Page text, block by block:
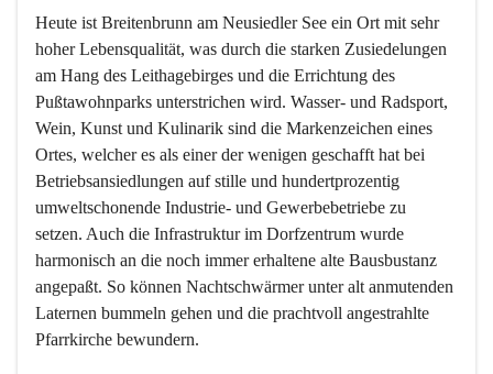
Heute ist Breitenbrunn am Neusiedler See ein Ort mit sehr
hoher Lebensqualität, was durch die starken Zusiedelungen
am Hang des Leithagebirges und die Errichtung des
Pußtawohnparks unterstrichen wird. Wasser- und Radsport,
Wein, Kunst und Kulinarik sind die Markenzeichen eines
Ortes, welcher es als einer der wenigen geschafft hat bei
Betriebsansiedlungen auf stille und hundertprozentig
umweltschonende Industrie- und Gewerbebetriebe zu
setzen. Auch die Infrastruktur im Dorfzentrum wurde
harmonisch an die noch immer erhaltene alte Bausbustanz
angepaßt. So können Nachtschwärmer unter alt anmutenden
Laternen bummeln gehen und die prachtvoll angestrahlte
Pfarrkirche bewundern.